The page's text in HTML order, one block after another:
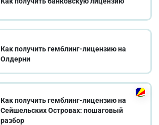
Как получить гемблинг-лицензию на
Олдерни
Как получить гемблинг-лицензию на
Сейшельских Островах: пошаговый
разбор